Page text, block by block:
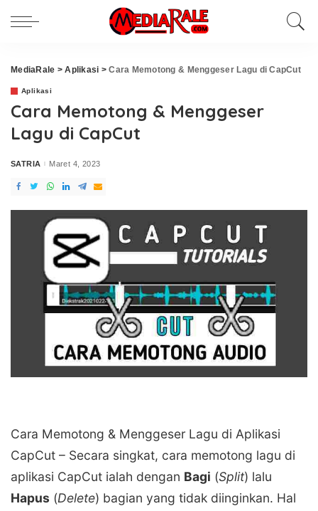
MediaRale >Aplikasi >Cara Memotong & Menggeser Lagu di CapCut
Aplikasi
Cara Memotong & Menggeser
Lagu di CapCut
Posted
SATRIA Maret 4, 2023
Cara Memotong & Menggeser Lagu di Aplikasi
CapCut – Secara singkat, cara memotong lagu di
aplikasi CapCut ialah dengan Bagi (Split) lalu
Hapus (Delete) bagian yang tidak diinginkan. Hal